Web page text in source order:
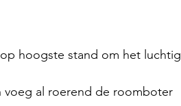
hoogste stand om het luchtig
voeg al roerend de roomboter